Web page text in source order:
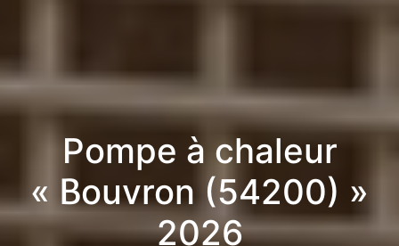
Pompe à chaleur
« Bouvron (54200) »
2026